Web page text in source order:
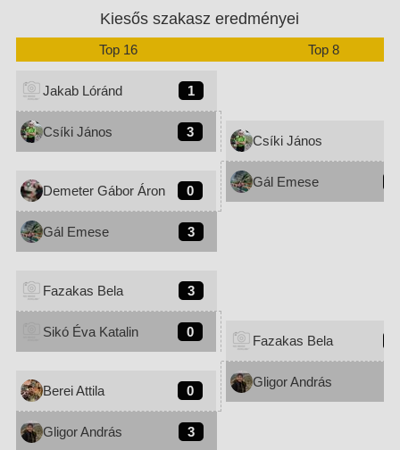
Kiesős szakasz eredményei
Top 16 Top 8
Jakab Lóránd 1
Csíki János 3
Csíki János
Demeter Gábor Áron 0
Gál Emese
Gál Emese 3
Fazakas Bela 3
Sikó Éva Katalin 0
Fazakas Bela
Berei Attila 0
Gligor András
Gligor András 3